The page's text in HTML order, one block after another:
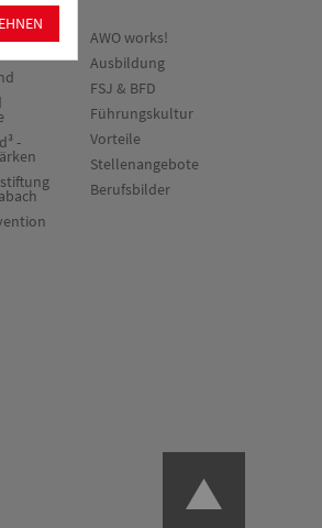
-
AWO works!
Ausbildung
FSJ & BFD
Führungskultur
Vorteile
Stellenangebote
Berufsbilder